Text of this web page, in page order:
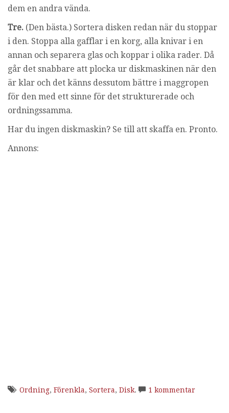
dem en andra vända.
Tre. (Den bästa.) Sortera disken redan när du stoppar
i den. Stoppa alla gafflar i en korg, alla knivar i en
annan och separera glas och koppar i olika rader. Då
går det snabbare att plocka ur diskmaskinen när den
är klar och det känns dessutom bättre i maggropen
för den med ett sinne för det strukturerade och
ordningssamma.
Har du ingen diskmaskin? Se till att skaffa en. Pronto.
Annons:
Ordning, Förenkla, Sortera, Disk. 1 kommentar